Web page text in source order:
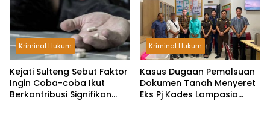
Kriminal Hukum
Kejati Sulteng Sebut Faktor
Ingin Coba-coba Ikut
Berkontribusi Signifikan
Kriminal Hukum
Kasus Dugaan Pemalsuan
Dokumen Tanah Menyeret
Eks Pj Kades Lampasio